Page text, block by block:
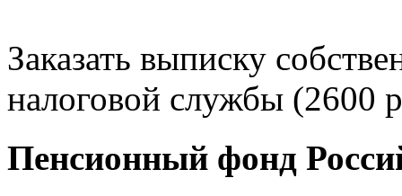
Заказать выписку
налоговой службы (2600
Пенсионный фонд